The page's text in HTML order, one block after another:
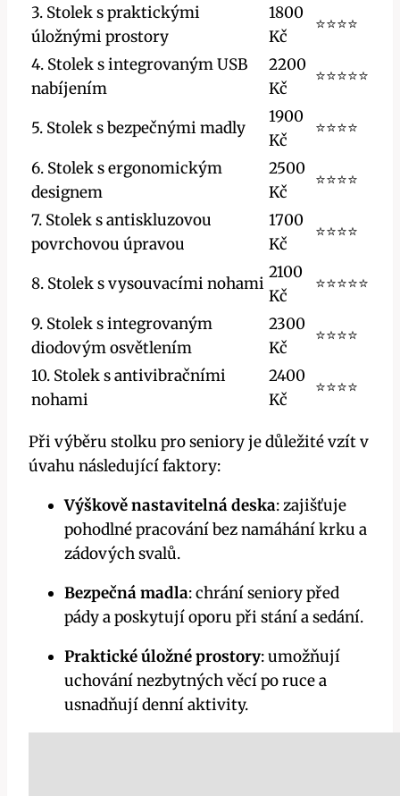
3. Stolek s praktickými
úložnými prostory
1800
Kč
⭐⭐⭐⭐
4. Stolek s integrovaným USB
nabíjením
2200
Kč
⭐⭐⭐⭐⭐
5. Stolek s bezpečnými madly
1900
Kč
⭐⭐⭐⭐
6. Stolek s ergonomickým
designem
2500
Kč
⭐⭐⭐⭐
7. Stolek s antiskluzovou
povrchovou úpravou
1700
Kč
⭐⭐⭐⭐
8. Stolek s vysouvacími nohami
2100
Kč
⭐⭐⭐⭐⭐
9. Stolek s integrovaným
diodovým osvětlením
2300
Kč
⭐⭐⭐⭐
10. Stolek s antivibračními
nohami
2400
Kč
⭐⭐⭐⭐
Při výběru stolku pro seniory je důležité vzít v
úvahu následující faktory:
Výškově nastavitelná deska: zajišťuje
pohodlné pracování bez namáhání krku a
zádových svalů.
Bezpečná madla: chrání seniory před
pády a poskytují oporu při stání a sedání.
Praktické úložné prostory: umožňují
uchování nezbytných věcí po ruce a
usnadňují denní aktivity.